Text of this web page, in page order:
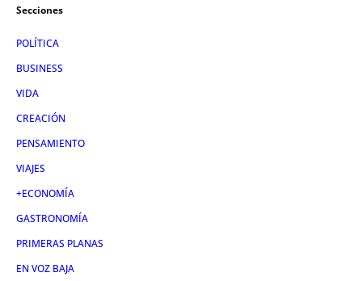
Secciones
POLÍTICA
BUSINESS
VIDA
CREACIÓN
PENSAMIENTO
VIAJES
+ECONOMÍA
GASTRONOMÍA
PRIMERAS PLANAS
EN VOZ BAJA